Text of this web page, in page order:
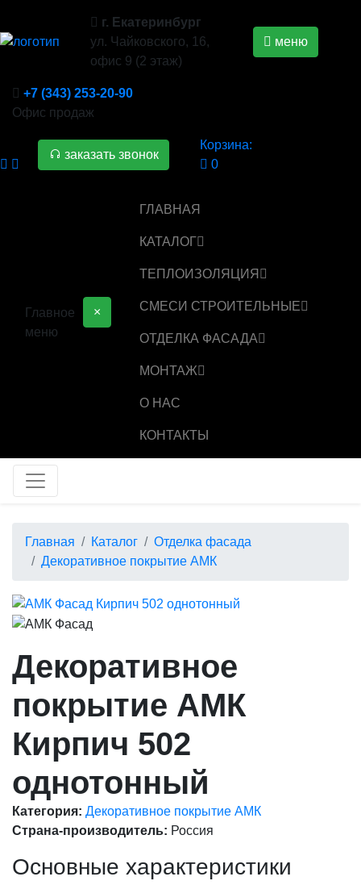
г. Екатеринбург
ул. Чайковского, 16,
офис 9 (2 этаж)
меню
+7 (343) 253-20-90
Офис продаж
заказать звонок
Корзина:
0
×
Главное
меню
ГЛАВНАЯ
КАТАЛОГ
ТЕПЛОИЗОЛЯЦИЯ
СМЕСИ СТРОИТЕЛЬНЫЕ
ОТДЕЛКА ФАСАДА
МОНТАЖ
О НАС
КОНТАКТЫ
Главная Каталог
Отделка фасада
Декоративное покрытие АМК
Декоративное
покрытие АМК
Кирпич 502
однотонный
Категория: Декоративное покрытие АМК
Страна-производитель: Россия
Основные характеристики